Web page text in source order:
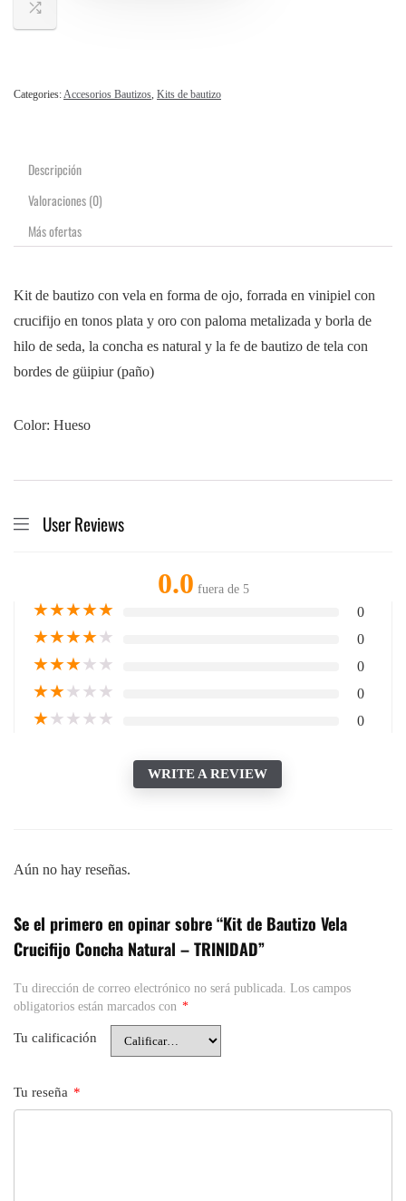
Categories:Accesorios Bautizos, Kits de bautizo
Descripción
Valoraciones (0)
Más ofertas
Kit de bautizo con vela en forma de ojo, forrada en vinipiel con
crucifijo en tonos plata y oro con paloma metalizada y borla de
hilo de seda, la concha es natural y la fe de bautizo de tela con
bordes de güipiur (paño)
Color: Hueso
User Reviews
0.0 fuera de 5
★★★★★ 0
★★★★★ 0
★★★★★ 0
★★★★★ 0
★★★★★ 0
WRITE A REVIEW
Aún no hay reseñas.
Se el primero en opinar sobre “Kit de Bautizo Vela
Crucifijo Concha Natural – TRINIDAD”
Tu dirección de correo electrónico no será publicada. Los campos
obligatorios están marcados con *
Tu calificación
Tu reseña *